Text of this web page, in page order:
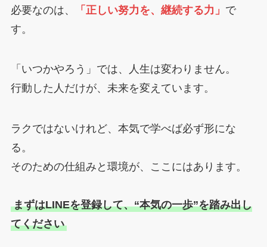
必要なのは、
「正しい努力を、継続する力」 で
す。
「いつかやろう」では、人生は変わりません。
行動した人だけが、未来を変えています。
ラクではないけれど、本気で学べば必ず形にな
る。
そのための仕組みと環境が、ここにはあります。
まずはLINEを登録して、“本気の一歩”を踏み出し
てください